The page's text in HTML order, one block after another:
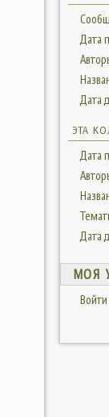
Дата
Дата
ЭТА
Дата
Дата
МОЯ
Войти